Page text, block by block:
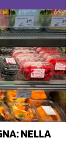
NELLA